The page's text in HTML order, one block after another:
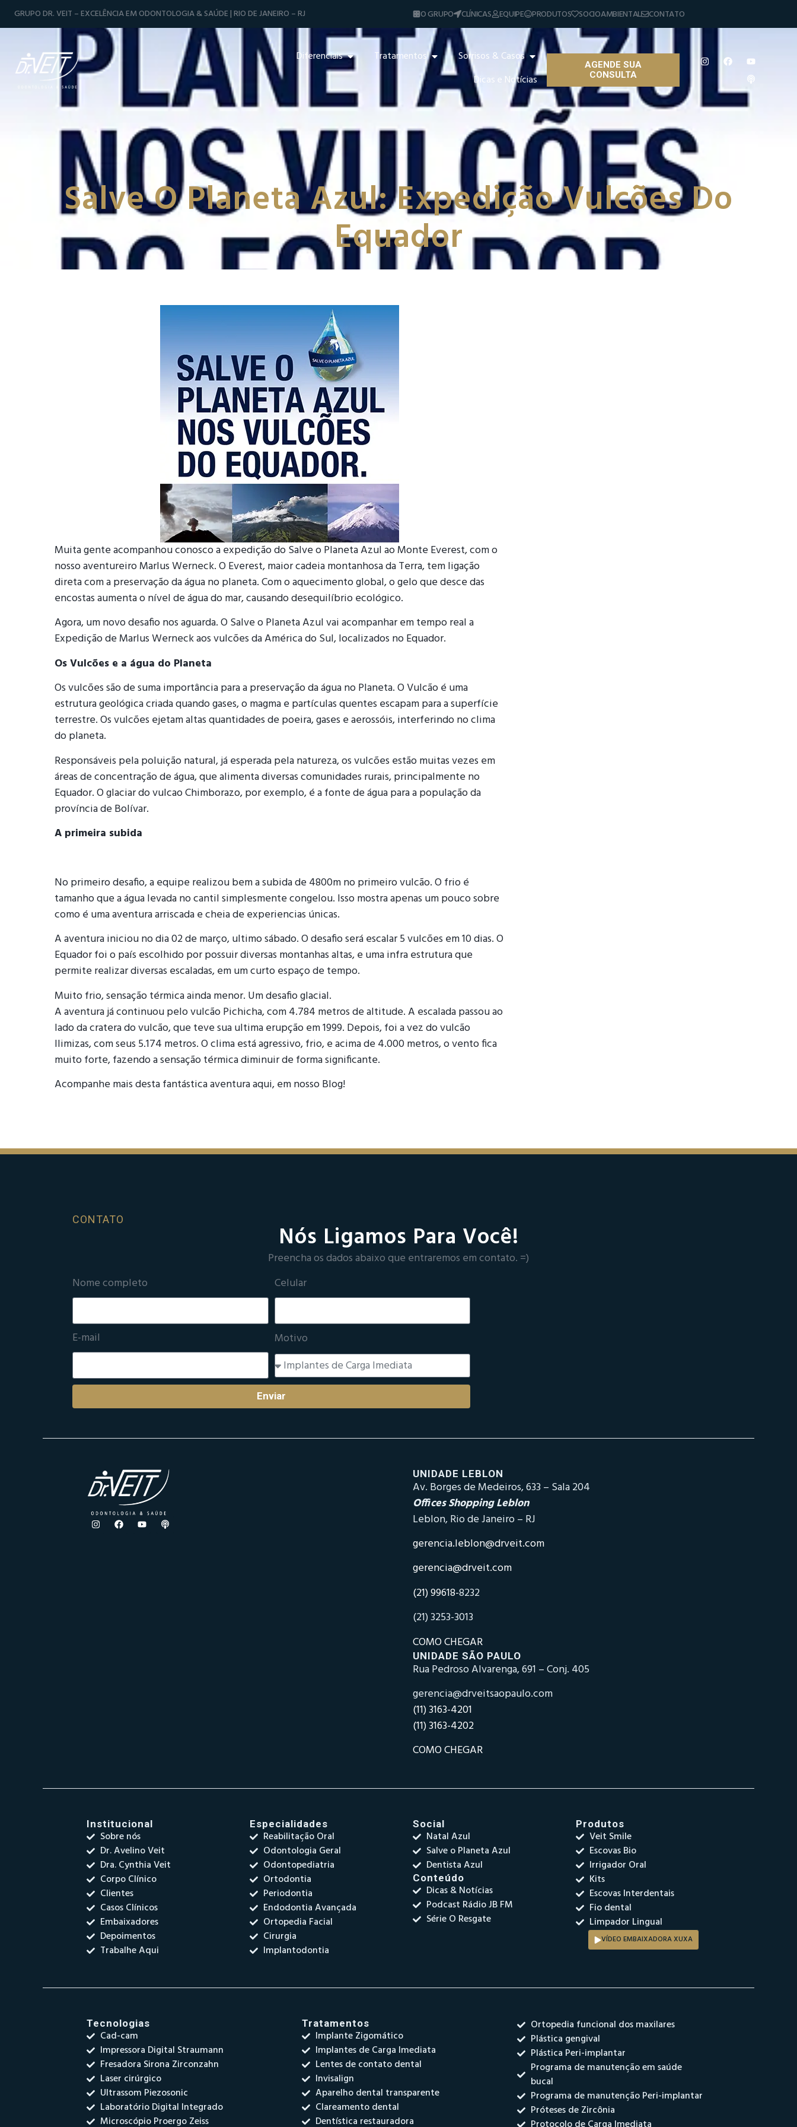
GRUPO DR. VEIT – EXCELÊNCIA EM ODONTOLOGIA & SAÚDE | RIO DE JANEIRO – RJ O GRUPO CLÍNICAS EQUIPE PRODUTOS SOCIOAMBIENTAL CONTATO
Diferenciais Tratamentos
Sorrisos & Casos
Dicas e Notícias
AGENDE SUA
CONSULTA
Salve O Planeta Azul: Expedição Vulcões Do
Equador
Muita gente acompanhou conosco a expedição do Salve o Planeta Azul ao Monte Everest, com o
nosso aventureiro Marlus Werneck. O Everest, maior cadeia montanhosa da Terra, tem ligação
direta com a preservação da água no planeta. Com o aquecimento global, o gelo que desce das
encostas aumenta o nível de água do mar, causando desequilíbrio ecológico.
Agora, um novo desafio nos aguarda. O Salve o Planeta Azul vai acompanhar em tempo real a
Expedição de Marlus Werneck aos vulcões da América do Sul, localizados no Equador.
Os Vulcões e a água do Planeta
Os vulcões são de suma importância para a preservação da água no Planeta. O Vulcão é uma
estrutura geológica criada quando gases, o magma e partículas quentes escapam para a superfície
terrestre. Os vulcões ejetam altas quantidades de poeira, gases e aerossóis, interferindo no clima
do planeta.
Responsáveis pela poluição natural, já esperada pela natureza, os vulcões estão muitas vezes em
áreas de concentração de água, que alimenta diversas comunidades rurais, principalmente no
Equador. O glaciar do vulcao Chimborazo, por exemplo, é a fonte de água para a população da
província de Bolívar.
A primeira subida
No primeiro desafio, a equipe realizou bem a subida de 4800m no primeiro vulcão. O frio é
tamanho que a água levada no cantil simplesmente congelou. Isso mostra apenas um pouco sobre
como é uma aventura arriscada e cheia de experiencias únicas.
A aventura iniciou no dia 02 de março, ultimo sábado. O desafio será escalar 5 vulcões em 10 dias. O
Equador foi o país escolhido por possuir diversas montanhas altas, e uma infra estrutura que
permite realizar diversas escaladas, em um curto espaço de tempo.
Muito frio, sensação térmica ainda menor. Um desafio glacial.
A aventura já continuou pelo vulcão Pichicha, com 4.784 metros de altitude. A escalada passou ao
lado da cratera do vulcão, que teve sua ultima erupção em 1999. Depois, foi a vez do vulcão
Ilimizas, com seus 5.174 metros. O clima está agressivo, frio, e acima de 4.000 metros, o vento fica
muito forte, fazendo a sensação térmica diminuir de forma significante.
Acompanhe mais desta fantástica aventura aqui, em nosso Blog!
CONTATO
Nós Ligamos Para Você!
Preencha os dados abaixo que entraremos em contato. =)
Nome completo
Celular
E-mail Motivo
Enviar
UNIDADE LEBLON
Av. Borges de Medeiros, 633 – Sala 204
Offices Shopping Leblon
Leblon, Rio de Janeiro – RJ
gerencia.leblon@drveit.com
gerencia@drveit.com
(21) 99618-8232
(21) 3253-3013
COMO CHEGAR
UNIDADE SÃO PAULO
Rua Pedroso Alvarenga, 691 – Conj. 405
gerencia@drveitsaopaulo.com
(11) 3163-4201
(11) 3163-4202
COMO CHEGAR
Institucional
Sobre nós
Dr. Avelino Veit
Dra. Cynthia Veit
Corpo Clínico
Clientes
Casos Clínicos
Embaixadores
Depoimentos
Trabalhe Aqui
Especialidades
Reabilitação Oral
Odontologia Geral
Odontopediatria
Ortodontia
Periodontia
Endodontia Avançada
Ortopedia Facial
Cirurgia
Implantodontia
Social
Natal Azul
Salve o Planeta Azul
Dentista Azul
Conteúdo
Dicas & Notícias
Podcast Rádio JB FM
Série O Resgate
Produtos
Veit Smile
Escovas Bio
Irrigador Oral
Kits
Escovas Interdentais
Fio dental
Limpador Lingual
VÍDEO EMBAIXADORA XUXA
Tecnologias
Cad-cam
Impressora Digital Straumann
Fresadora Sirona Zirconzahn
Laser cirúrgico
Ultrassom Piezosonic
Laboratório Digital Integrado
Microscópio Proergo Zeiss
Tratamentos
Implante Zigomático
Implantes de Carga Imediata
Lentes de contato dental
Invisalign
Aparelho dental transparente
Clareamento dental
Dentística restauradora
Ortopedia funcional dos maxilares
Plástica gengival
Plástica Peri-implantar
Programa de manutenção em saúde
bucal
Programa de manutenção Peri-implantar
Próteses de Zircônia